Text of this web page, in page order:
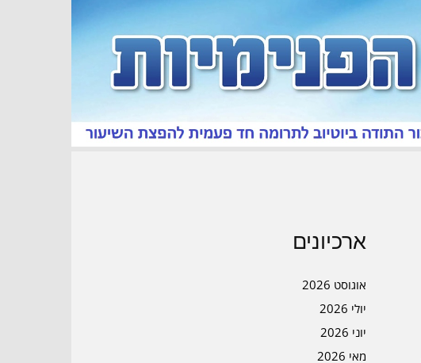
ארכיונים
אוגוסט 2026
יולי 2026
יוני 2026
מאי 2026